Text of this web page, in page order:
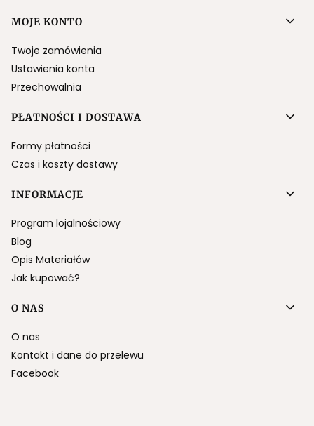
MOJE KONTO
Twoje zamówienia
Ustawienia konta
Przechowalnia
PŁATNOŚCI I DOSTAWA
Formy płatności
Czas i koszty dostawy
INFORMACJE
Program lojalnościowy
Blog
Opis Materiałów
Jak kupować?
O NAS
O nas
Kontakt i dane do przelewu
Facebook